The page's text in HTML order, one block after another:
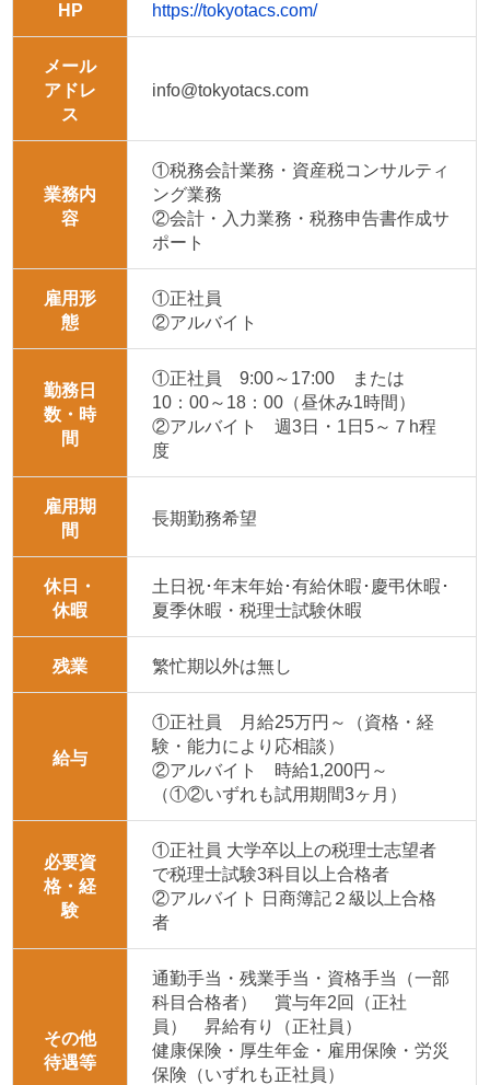
HP https://tokyotacs.com/
メール
アドレ
ス
info@tokyotacs.com
業務内
容
①税務会計業務・資産税コンサルティ
ング業務
②会計・入力業務・税務申告書作成サ
ポート
雇用形
態
①正社員
②アルバイト
勤務日
数・時
間
①正社員 9:00～17:00 または
10：00～18：00（昼休み1時間）
②アルバイト 週3日・1日5～７h程
度
雇用期
間
長期勤務希望
休日・
休暇
土日祝･年末年始･有給休暇･慶弔休暇･
夏季休暇・税理士試験休暇
残業 繁忙期以外は無し
給与
①正社員 月給25万円～（資格・経
験・能力により応相談）
②アルバイト 時給1,200円～
（①②いずれも試用期間3ヶ月）
必要資
格・経
験
①正社員 大学卒以上の税理士志望者
で税理士試験3科目以上合格者
②アルバイト 日商簿記２級以上合格
者
その他
待遇等
通勤手当・残業手当・資格手当（一部
科目合格者） 賞与年2回（正社
員） 昇給有り（正社員）
健康保険・厚生年金・雇用保険・労災
保険（いずれも正社員）